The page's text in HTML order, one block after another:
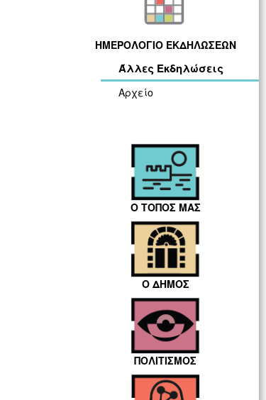
ΗΜΕΡΟΛΟΓΙΟ ΕΚΔΗΛΩΣΕΩΝ
Άλλες Εκδηλώσεις
Αρχείο
Ο ΤΟΠΟΣ ΜΑΣ
Ο ΔΗΜΟΣ
ΠΟΛΙΤΙΣΜΟΣ